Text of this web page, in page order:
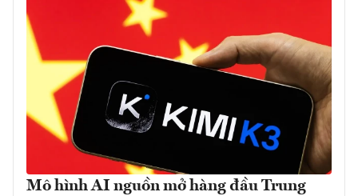
Mô hình AI nguồn mở hàng đầu Trung